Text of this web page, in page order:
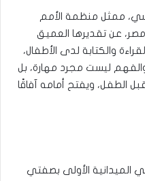
ممثل منظمة الأمم
عن تقديرها العميق
والكتابة لدى الأطفال،
ليست مجرد مهارة، بل
الطفل، ويفتح أمامه آفاقًا
الميدانية الأولى بصفتي